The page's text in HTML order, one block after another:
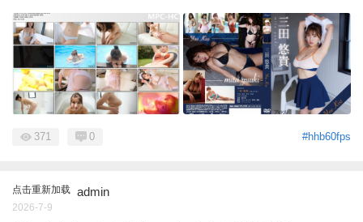
#hhb60fps
371 0
点击重新加载 admin
2026-7-9